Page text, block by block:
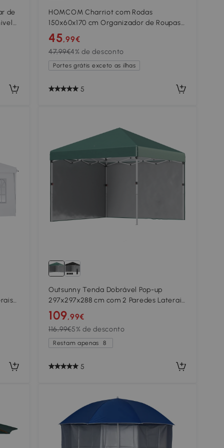
de
cm
HOMCOM Charriot com Rodas
150x60x170 cm Organizador de Roupas
com Rodas para Dormitório Entrada
Corredor Preto
45,99€
47,99€4% de desconto
Portes grátis exceto as ilhas
5
Outsunny Tenda Dobrável Pop-up
297x297x288 cm com 2 Paredes Laterais
Anti-UV Altura Ajustável em 3 Níveis e
Bolsa de Transporte Verde
109,99€
116,99€5% de desconto
Restam apenas 8
5